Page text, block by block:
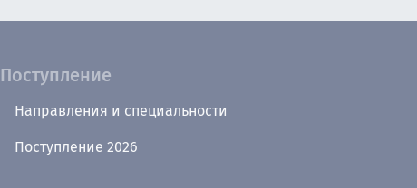
Поступление
Направления и специальности
Поступление 2026